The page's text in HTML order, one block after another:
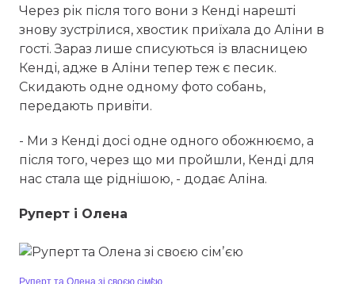
Через рік після того вони з Кенді нарешті
знову зустрілися, хвостик приїхала до Аліни в
гості. Зараз лише списуються із власницею
Кенді, адже в Аліни тепер теж є песик.
Скидають одне одному фото собань,
передають привіти.
- Ми з Кенді досі одне одного обожнюємо, а
після того, через що ми пройшли, Кенді для
нас стала ще ріднішою, - додає Аліна.
Руперт і Олена